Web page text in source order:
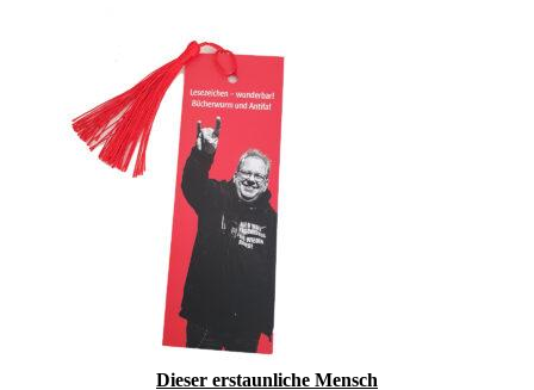
Dieser erstaunliche Mensch